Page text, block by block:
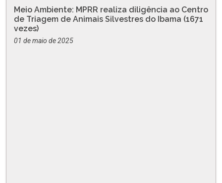
Meio Ambiente: MPRR realiza diligência ao Centro
de Triagem de Animais Silvestres do Ibama (1671
vezes)
01 de maio de 2025